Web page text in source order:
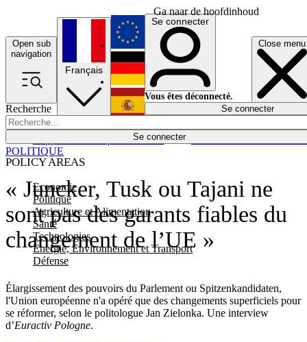
Ga naar de hoofdinhoud
Open sub
navigation
Close menu
Recherche
Se connecter
POLICY AREAS
Economie
Politique
Agriculture et Alimentation
Santé
Technologies
Energie, Environnement et Transport
Défense
Économie
Français
English
Deutsch
Español
Se connecter
Vous êtes déconnecté.
Se connecter
« Juncker, Tusk ou Tajani ne
sont pas des garants fiables du
changement de l’UE »
Élargissement des pouvoirs du Parlement ou Spitzenkandidaten,
l'Union européenne n'a opéré que des changements superficiels pour
se réformer, selon le politologue Jan Zielonka. Une interview
d’Euractiv Pologne.
POLITIQUE